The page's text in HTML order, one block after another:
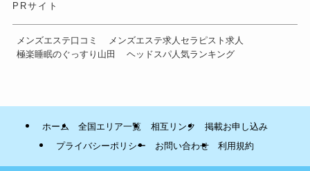
PRサイト
メンズエステ口コミ
メンズエステ求人セラピスト求人
極楽睡眠のぐっすり山田
ヘッドスパ人気ランキング
ホーム 全国エリア一覧 相互リンク
掲載お申し込み
プライバシーポリシー
お問い合わせ 利用規約